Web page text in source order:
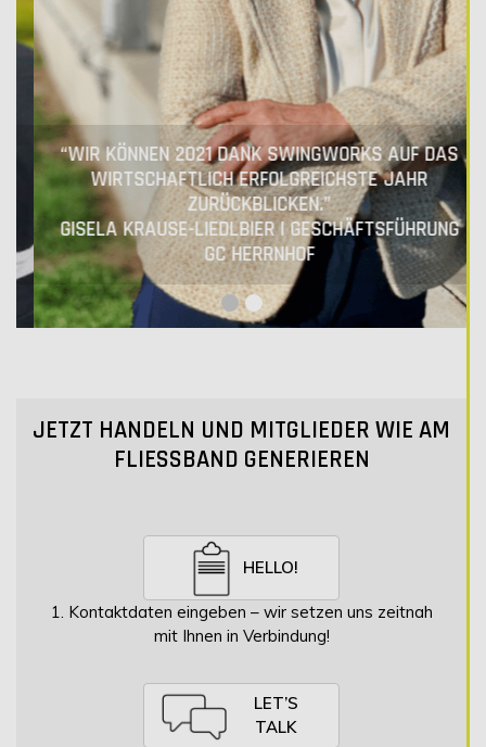
“WIR KÖNNEN 2021 DANK SWINGWORKS AUF DAS
WIRTSCHAFTLICH ERFOLGREICHSTE JAHR
ZURÜCKBLICKEN.”
GISELA KRAUSE-LIEDLBIER | GESCHÄFTSFÜHRUNG
GC HERRNHOF
JETZT HANDELN UND MITGLIEDER WIE AM
FLIESSBAND GENERIEREN
HELLO!
1. Kontaktdaten eingeben – wir setzen uns zeitnah
mit Ihnen in Verbindung!
LET’S
TALK